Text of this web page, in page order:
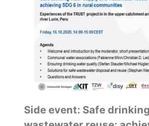
Side event: Safe